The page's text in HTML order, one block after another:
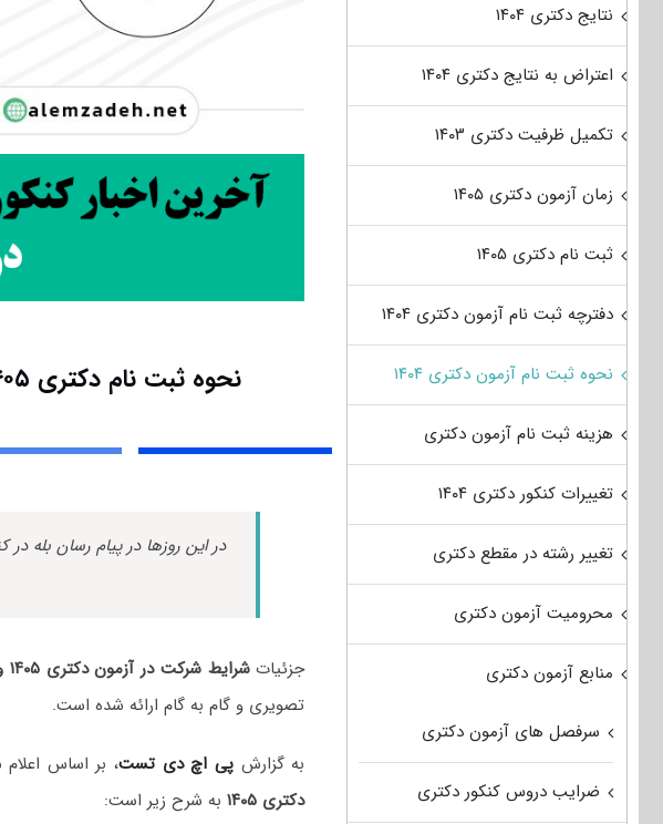
نحوه ثبت نام دکتری ۱۴۰۵ + شرایط شرکت در آزمون دکتری 1405
در این روزها در پیام رسان بله در
جزئیاتشرایط شرکت در آزمون دکتری ۱۴۰۵ و نحوه ثبت‌نام داوطلبان دکتری
تصویری و گام به گام ارائه شده است.
به گزارشپی اچ دی تست، بر اساس
دکتری ۱۴۰۵
به شرح زیر است:
نتایج دکتری ۱۴۰۴
اعتراض به نتایج دکتری ۱۴۰۴
تکمیل ظرفیت دکتری ۱۴۰۳
زمان آزمون دکتری ۱۴۰۵
ثبت نام دکتری ۱۴۰۵
دفترچه ثبت نام آزمون دکتری ۱۴۰۴
نحوه ثبت نام آزمون دکتری ۱۴۰۴
هزینه ثبت نام آزمون دکتری
تغییرات کنکور دکتری ۱۴۰۴
تغییر رشته در مقطع دکتری
محرومیت آزمون دکتری
منابع آزمون دکتری
سرفصل های آزمون دکتری
ضرایب دروس کنکور دکتری